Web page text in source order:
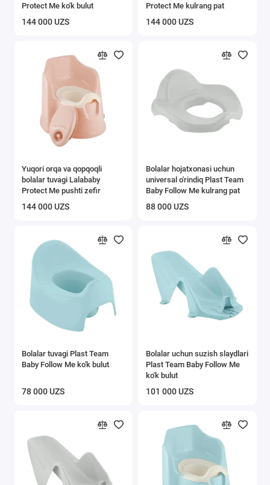
Protect Me ko'k bulut
144 000 UZS
Protect Me kulrang pat
144 000 UZS
Yuqori orqa va qopqoqli
bolalar tuvagi Lalababy
Protect Me pushti zefir
144 000 UZS
Bolalar hojatxonasi uchun
universal o'rindiq Plast Team
Baby Follow Me kulrang pat
88 000 UZS
Bolalar tuvagi Plast Team
Baby Follow Me ko'k bulut
78 000 UZS
Bolalar uchun suzish slaydlari
Plast Team Baby Follow Me
ko'k bulut
101 000 UZS